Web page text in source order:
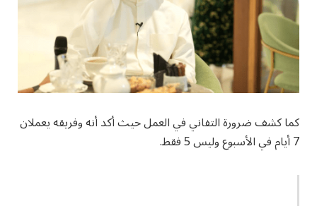
كما كشف ضرورة التفاني في العمل حيث أكد أنه وفريقه يعملان
7 أيام في الأسبوع وليس 5 فقط.